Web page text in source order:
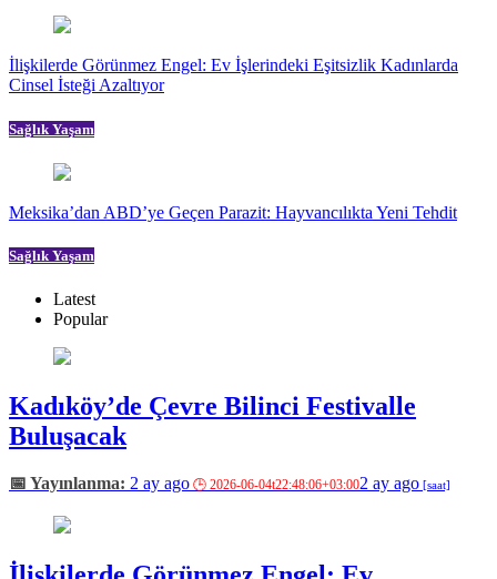
İlişkilerde Görünmez Engel: Ev İşlerindeki Eşitsizlik Kadınlarda
Cinsel İsteği Azaltıyor
Sağlık Yaşam
Meksika’dan ABD’ye Geçen Parazit: Hayvancılıkta Yeni Tehdit
Sağlık Yaşam
Latest
Popular
Kadıköy’de Çevre Bilinci Festivalle
Buluşacak
2 ay ago 2 ay ago